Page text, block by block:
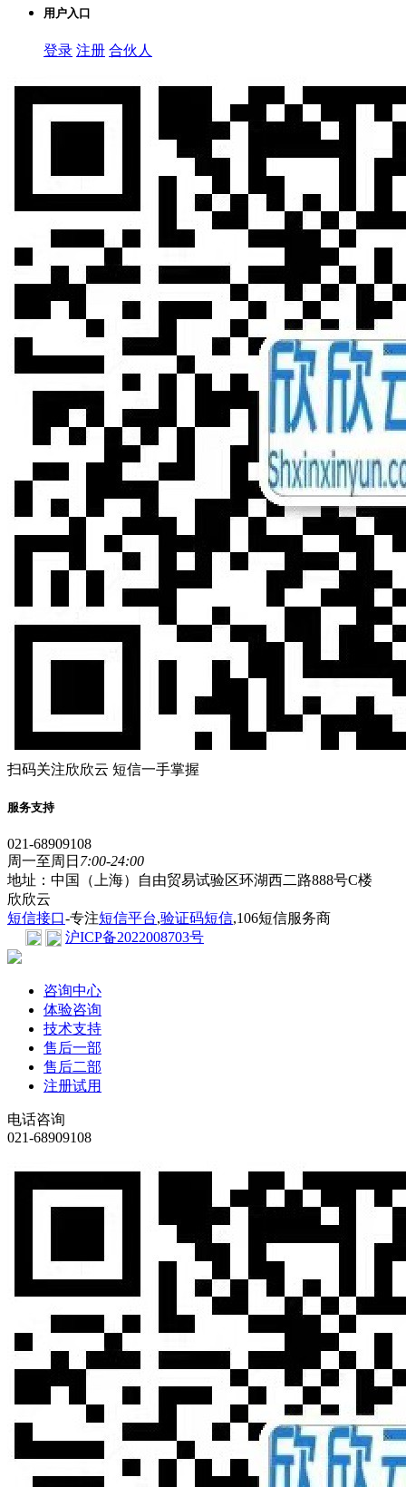
用户入口
登录 注册 合伙人
扫码关注欣欣云 短信一手掌握
服务支持
021-68909108
周一至周日 7:00-24:00
地址：中国（上海）自由贸易试验区环湖西二路888号C楼
欣欣云
短信接口-专注短信平台,验证码短信,106短信服务商
沪ICP备2022008703号
咨询中心
体验咨询
技术支持
售后一部
售后二部
注册试用
电话咨询
021-68909108